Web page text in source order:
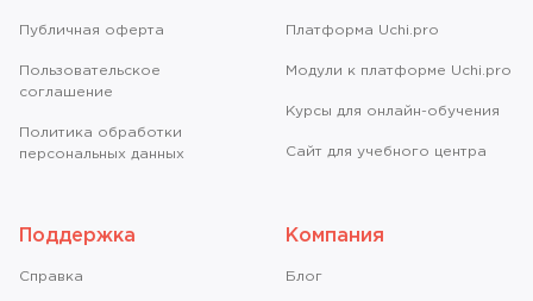
Публичная оферта
Пользовательское
соглашение
Политика обработки
персональных данных
Платформа Uchi.pro
Модули к платформе Uchi.pro
Курсы для онлайн-обучения
Сайт для учебного центра
Поддержка
Справкa
Компания
Блог